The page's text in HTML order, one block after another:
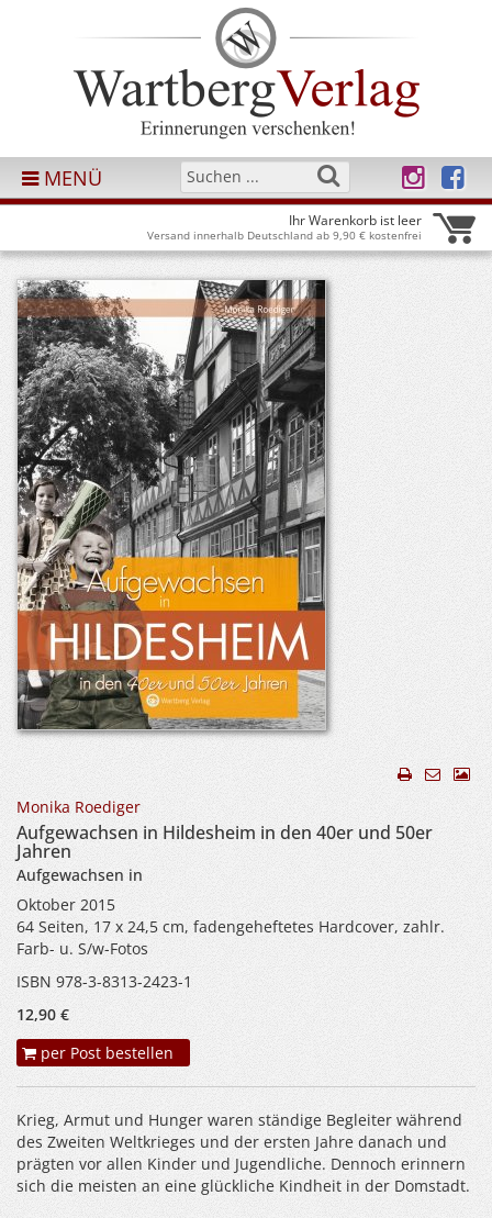
MENÜ
Ihr Warenkorb ist leer
Versand innerhalb Deutschland ab 9,90 € kostenfrei
Monika Roediger
Aufgewachsen in Hildesheim in den 40er und 50er
Jahren
Aufgewachsen in
Oktober 2015
64 Seiten, 17 x 24,5 cm, fadengeheftetes Hardcover, zahlr.
Farb- u. S/w-Fotos
ISBN 978-3-8313-2423-1
12,90 €
per Post bestellen
Krieg, Armut und Hunger waren ständige Begleiter während
des Zweiten Weltkrieges und der ersten Jahre danach und
prägten vor allen Kinder und Jugendliche. Dennoch erinnern
sich die meisten an eine glückliche Kindheit in der Domstadt.